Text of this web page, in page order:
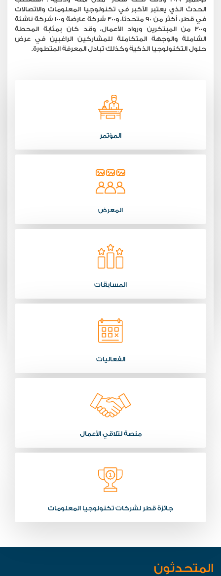
الحدث الذي يعتبر الأكبر في تكنولوجيا المعلومات والاتصالات
في قطر، أكثر من 90 متحدثاً، و300 شركة عارضة و100 شركة ناشئة
و300 من المبتكرين ورواد الأعمال، وقد كان بمثابة المحطة
الشاملة والوجهة المتكاملة للمشاركين الراغبين في عرض
حلول التكنولوجيا الذكية وكذلك تبادل المعرفة المتطورة.
المؤتمر
المعرض
المسابقات
الفعاليات
منصة لتلاقي الأعمال
جائزة قطر لشركات تكنولوجيا المعلومات
المتحدثون